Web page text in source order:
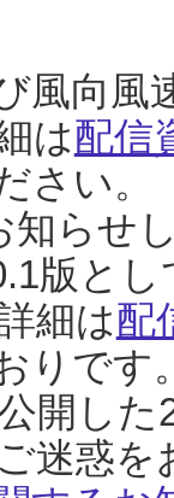
風向風
は配信
さい。
知らせ
版と
細は配
りです
開し
迷惑